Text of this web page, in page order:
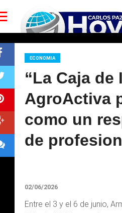
ECONOMIA
“La Caja
AgroActiva
como un
de
02/06/2026
Entre el 3 y el 6 de junio,